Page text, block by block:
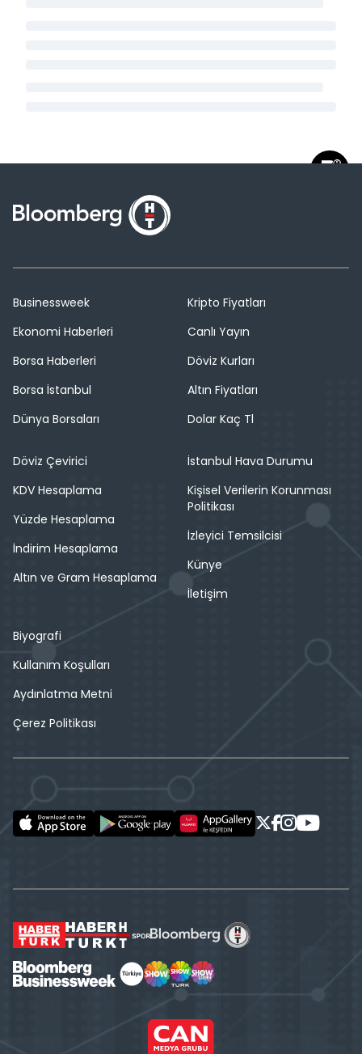
Businessweek
Ekonomi Haberleri
Borsa Haberleri
Borsa İstanbul
Dünya Borsaları
Kripto Fiyatları
Canlı Yayın
Döviz Kurları
Altın Fiyatları
Dolar Kaç Tl
Döviz Çevirici
KDV Hesaplama
Yüzde Hesaplama
İndirim Hesaplama
Altın ve Gram Hesaplama
İstanbul Hava Durumu
Kişisel Verilerin Korunması
Politikası
İzleyici Temsilcisi
Künye
İletişim
Biyografi
Kullanım Koşulları
Aydınlatma Metni
Çerez Politikası